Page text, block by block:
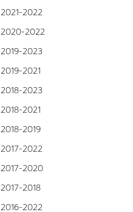
2021-2022
2020-2022
2019-2023
2019-2021
2018-2023
2018-2021
2018-2019
2017-2022
2017-2020
2017-2018
2016-2022